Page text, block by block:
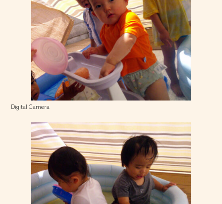
Digital Camera